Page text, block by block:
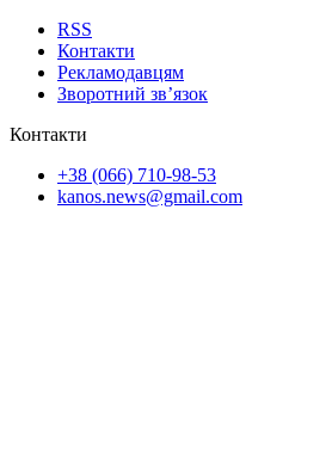
RSS
Контакти
Рекламодавцям
Зворотний зв’язок
Контакти
+38 (066) 710-98-53
kanos.news@gmail.com